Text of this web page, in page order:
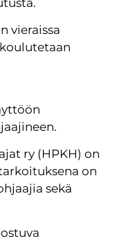
vieraissa
ry (HPKH) on
on
sekä